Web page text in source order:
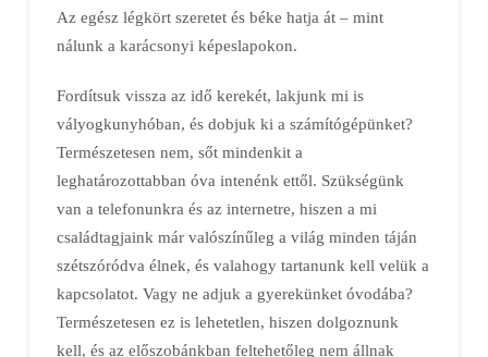
Az egész légkört szeretet és béke hatja át – mint
nálunk a karácsonyi képeslapokon.
Fordítsuk vissza az idő kerekét, lakjunk mi is
vályogkunyhóban, és dobjuk ki a számítógépünket?
Természetesen nem, sőt mindenkit a
leghatározottabban óva intenénk ettől. Szükségünk
van a telefonunkra és az internetre, hiszen a mi
családtagjaink már valószínűleg a világ minden táján
szétszóródva élnek, és valahogy tartanunk kell velük a
kapcsolatot. Vagy ne adjuk a gyerekünket óvodába?
Természetesen ez is lehetetlen, hiszen dolgoznunk
kell, és az előszobánkban feltehetőleg nem állnak